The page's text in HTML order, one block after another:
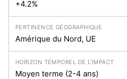
+4.2%
Amérique du Nord, UE
Moyen terme (2-4 ans)